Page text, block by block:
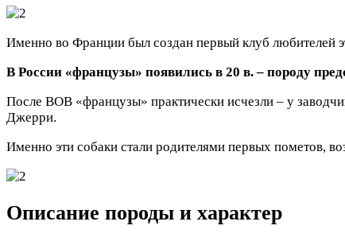
Именно во Франции был создан первый клуб любителей
В России «французы» появились в 20 в. – породу
После ВОВ «французы» практически исчезли – у
Джерри.
Именно эти собаки стали родителями первых пометов,
Описание породы и характер